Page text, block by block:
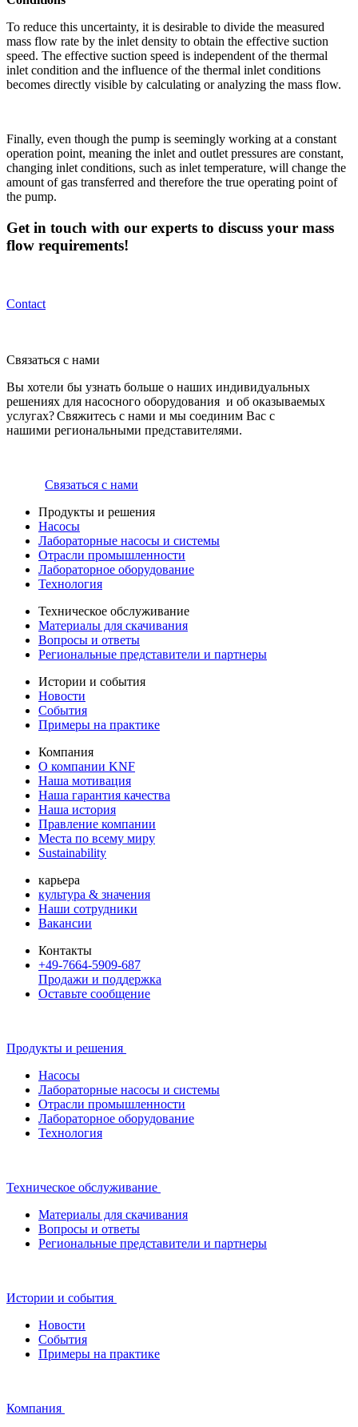
To reduce this uncertainty, it is desirable to divide the measured
mass flow rate by the inlet density to obtain the effective suction
speed. The effective suction speed is independent of the thermal
inlet condition and the influence of the thermal inlet conditions
becomes directly visible by calculating or analyzing the mass flow.
Finally, even though the pump is seemingly working at a constant
operation point, meaning the inlet and outlet pressures are constant,
changing inlet conditions, such as inlet temperature, will change the
amount of gas transferred and therefore the true operating point of
the pump.
Get in touch with our experts to discuss your mass
flow requirements!
Contact
Связаться с нами
Вы хотели бы узнать больше о наших индивидуальных
решениях для насосного оборудования и об оказываемых
услугах? Свяжитесь с нами и мы соединим Вас с
нашими региональными представителями.
Связаться с нами
Продукты и решения
Насосы
Лабораторные насосы и системы
Отрасли промышленности
Лабораторное оборудование
Технология
Техническое обслуживание
Материалы для скачивания
Вопросы и ответы
Региональные представители и партнеры
Истории и события
Новости
События
Примеры на практике
Компания
О компании KNF
Наша мотивация
Наша гарантия качества
Наша история
Правление компании
Места по всему миру
Sustainability
карьера
культура & значения
Наши сотрудники
Вакансии
Контакты
+49-7664-5909-687
Продажи и поддержка
Оставьте сообщение
Продукты и решения
Насосы
Лабораторные насосы и системы
Отрасли промышленности
Лабораторное оборудование
Технология
Техническое обслуживание
Материалы для скачивания
Вопросы и ответы
Региональные представители и партнеры
Истории и события
Новости
События
Примеры на практике
Компания